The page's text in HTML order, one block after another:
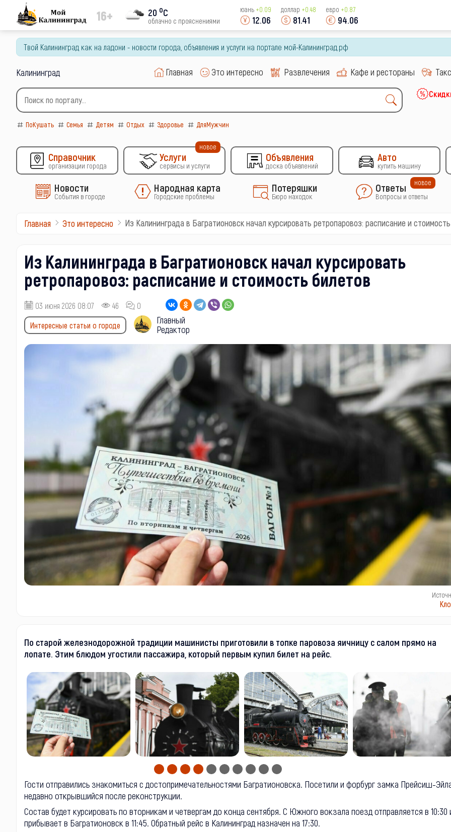
16+ 20 oC
облачно с прояснениями
юань +0.09
12.06
доллар +0.48
81.41
евро +0.87
94.06
Твой Калининград как на ладони - новости города, объявления и услуги на портале мой-Калининград.рф
Калининград Главная Это интересно Развлечения Кафе и рестораны
ПоКушать Семья Детям Отдых Здоровье ДляМужчин
Справочник
организации города
Услуги
сервисы и услуги
новое
Объявления
доска объявлений
Авто
купить машину
Новости
События в городе
Народная карта
Городские проблемы
Потеряшки
Бюро находок
Ответы
Вопросы и ответы
новое
Главная Это интересно Из Калининграда в Багратионовск начал курсировать ретропаровоз: расписание и
Из Калининграда в Багратионовск начал курсировать
ретропаровоз: расписание и стоимость билетов
03 июня 2026 08:07 46 0
Интересные статьи о городе
Главный
Редактор
По старой железнодорожной традиции машинисты приготовили в топке паровоза яичницу с салом прямо на
лопате. Этим блюдом угостили пассажира, который первым купил билет на рейс.
Гости отправились знакомиться с достопримечательностями Багратионовска. Посетили и форбург замка Прейсиш-
недавно открывшийся после реконструкции.
Состав будет курсировать по вторникам и четвергам до конца сентября. С Южного вокзала поезд отправляется в 10:30
прибывает в Багратионовск в 11:45. Обратный рейс в Калининград назначен на 17:30.